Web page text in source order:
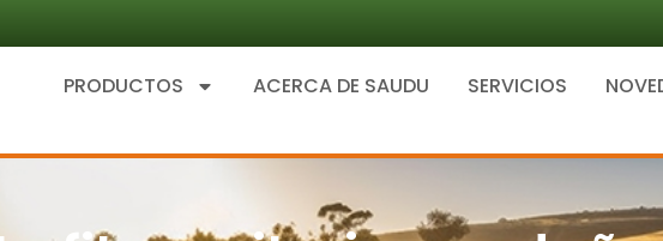
PRODUCTOS ACERCA DE SAUDU SERVICIOS